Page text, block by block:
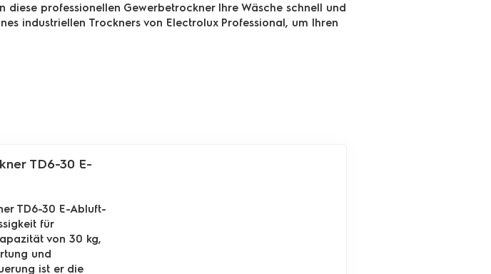
professionellen Gewerbetrockner Ihre Wäsche schnell und
industriellen Trockners von Electrolux Professional, um Ihren
TD6-30 E-
TD6-30 E-Abluft-
für
von 30 kg,
und
ist er die